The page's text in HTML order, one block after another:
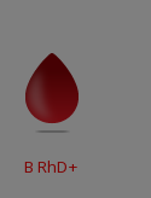
B RhD+